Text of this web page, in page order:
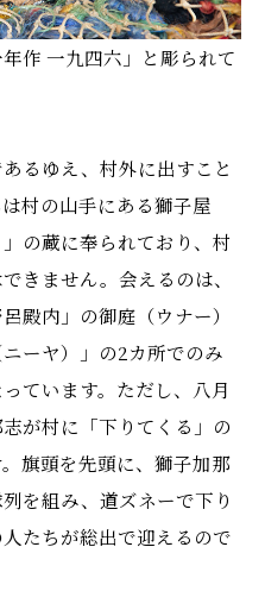
作 一九四六」と彫られて
るゆえ、村外に出すこと
村の山手にある獅子屋
の蔵に奉られており、村
きません。会えるのは、
殿内」の御庭（ウナー）
ーヤ）」の2カ所でのみ
ています。ただし、八月
が村に「下りてくる」の
旗頭を先頭に、獅子加那
を組み、道ズネーで下り
たちが総出で迎えるので